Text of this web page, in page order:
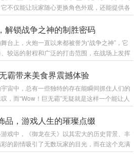
不仅能让玩家随心更换角色外观，还能提供各
大地提升游戏体验,下面就为大家详细介绍剑网
法。 下载与安装 你需要前往剑网3盒子的官方
擎中输入“剑网3盒子”，认准官方标识的网站进
，通常会有醒目的“下载”按钮，点击后选择适
进行下载，下载完成后，找到安装包文件，双
以免影响电脑性能...
解锁战争之神的制胜密码
台上，火炮一直以来都被誉为“战争之神”，它
较远的射程和广泛的打击范围，在战场上发挥
用，而火炮技能，则是让这尊“战争之神”真正
密码。 火炮技能涵盖了多个方面，从最基础的
杂的战术运用,每一个环节都决定着火炮在战场上
效能。 操作技能是火炮技能的基石，一名合格
要熟练掌握火炮的装填、瞄准和发射等基本操
，装填的速度和准确性...
霸带来美食界震撼体验
宙中，总有一些独特的存在能瞬间抓住人们的
，而“Wow！巨无霸”无疑就是这样一个能让人
美食奇迹。 “Wow！巨无霸”，单是这个名字就
代表着惊叹、震撼，而“巨无霸”则明确了
气，当它第一次出现在人们的视野中时，那种视
如同看到一座美食小山般，让人忍不住脱口而
外观来看，“Wow！巨无霸”拥有令人咋舌的尺
品，游戏人生的璀璨点缀
戏中，《御龙在天》以其宏大的历史背景、丰
的剧情吸引了无数玩家的目光，而在这个充满